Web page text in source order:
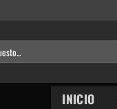
INICIO